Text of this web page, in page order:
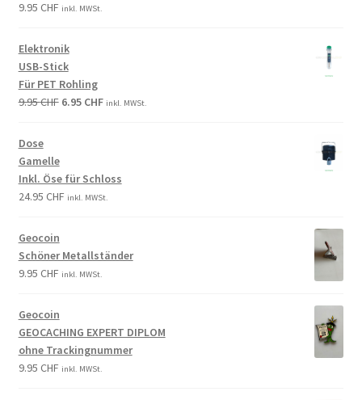
9.95 CHF inkl. MWSt.
Elektronik
USB-Stick
Für PET Rohling
9.95CHF 6.95 CHF inkl. MWSt.
Dose
Gamelle
Inkl. Öse für Schloss
24.95 CHF inkl. MWSt.
Geocoin
Schöner Metallständer
9.95 CHF inkl. MWSt.
Geocoin
GEOCACHING EXPERT DIPLOM
ohne Trackingnummer
9.95 CHF inkl. MWSt.